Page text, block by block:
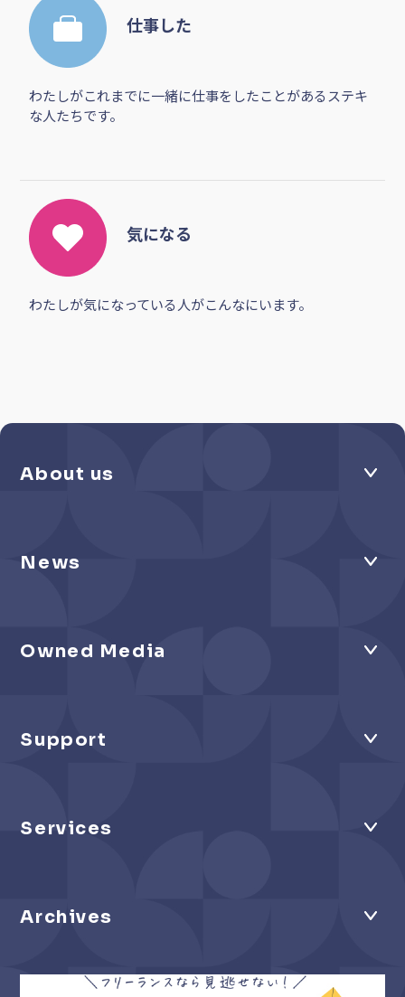
仕事した
わたしがこれまでに一緒に仕事をしたことがあるステキ
な人たちです。
気になる
わたしが気になっている人がこんなにいます。
About us
News
Owned Media
Support
Services
Archives